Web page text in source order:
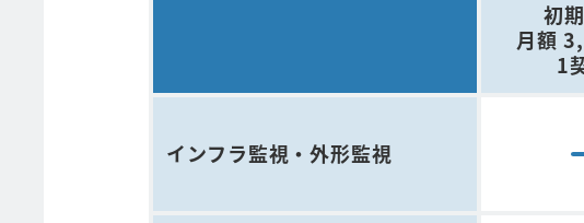
初
月額
1
インフラ監視・外形監視